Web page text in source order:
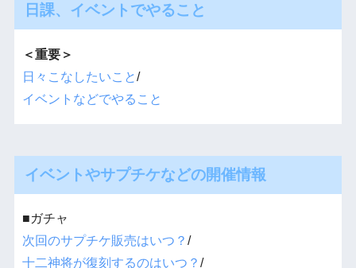
日課、イベントでやること
＜重要＞
日々こなしたいこと/
イベントなどでやること
イベントやサプチケなどの開催情報
■ガチャ
次回のサプチケ販売はいつ？ /
十二神将が復刻するのはいつ？ /